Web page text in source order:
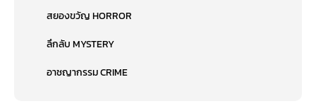
สยองขวัญ HORROR
ลึกลับ MYSTERY
อาชญากรรม CRIME